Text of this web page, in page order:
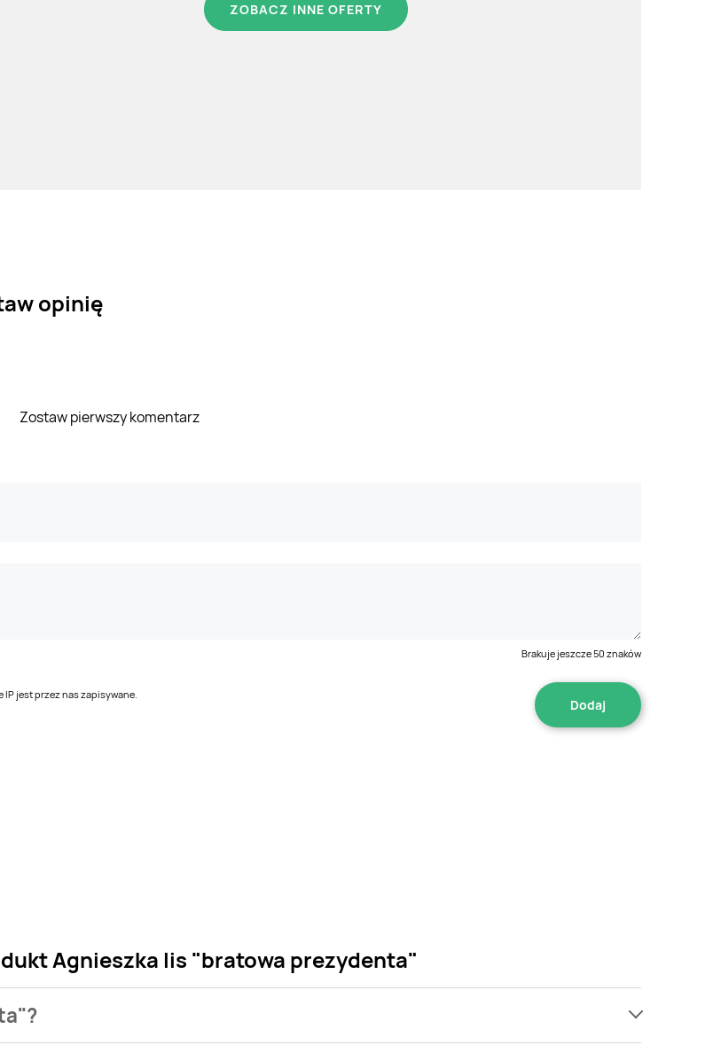
ZOBACZ INNE OFERTY
opinię
Zostaw pierwszy komentarz
Brakuje jeszcze50 znaków
IP jest przez nas zapisywane.
Agnieszka lis "bratowa prezydenta"